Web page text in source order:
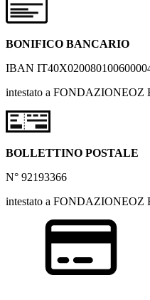
BONIFICO BANCARIO
IBAN
intestato a FONDAZIONEOZ
BOLLETTINO POSTALE
N° 92193366
intestato a FONDAZIONEOZ